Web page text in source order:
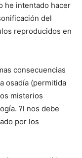
he intentado hacer
del
reproducidos en
consecuencias
osadía (permitida
misterios
?l nos debe
por los